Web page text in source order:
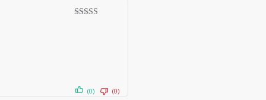
(0) (0)